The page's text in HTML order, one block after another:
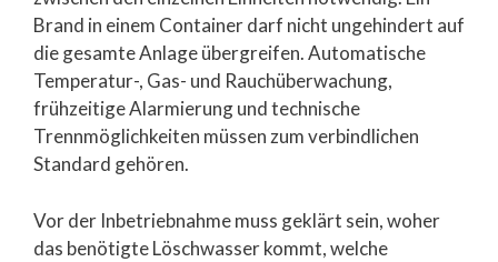
Brand in einem Container darf nicht ungehindert auf
die gesamte Anlage übergreifen. Automatische
Temperatur-, Gas- und Rauchüberwachung,
frühzeitige Alarmierung und technische
Trennmöglichkeiten müssen zum verbindlichen
Standard gehören.
Vor der Inbetriebnahme muss geklärt sein, woher
das benötigte Löschwasser kommt, welche